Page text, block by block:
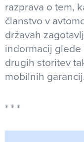
razprava o tem,
članstvo v
državah
indormacij
drugih storitev
mobilnih